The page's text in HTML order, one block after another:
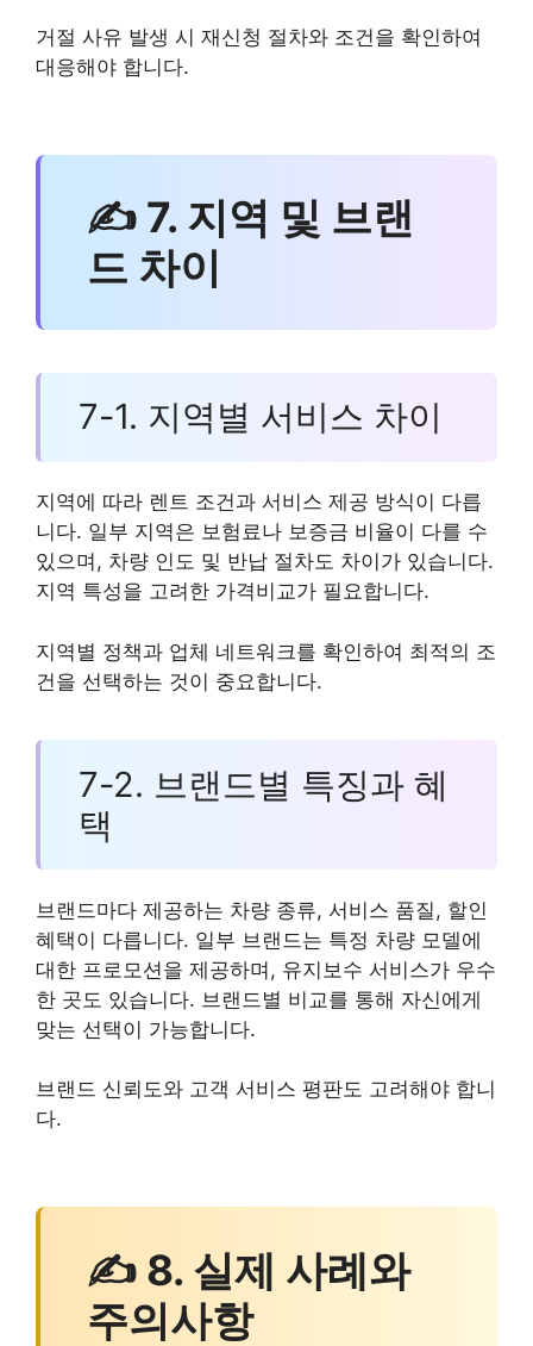
거절 사유 발생 시 재신청 절차와 조건을 확인하여
대응해야 합니다.
✍ 7. 지역 및 브랜
드 차이
7-1. 지역별 서비스 차이
지역에 따라 렌트 조건과 서비스 제공 방식이 다릅
니다. 일부 지역은 보험료나 보증금 비율이 다를 수
있으며, 차량 인도 및 반납 절차도 차이가 있습니다.
지역 특성을 고려한 가격비교가 필요합니다.
지역별 정책과 업체 네트워크를 확인하여 최적의 조
건을 선택하는 것이 중요합니다.
7-2. 브랜드별 특징과 혜
택
브랜드마다 제공하는 차량 종류, 서비스 품질, 할인
혜택이 다릅니다. 일부 브랜드는 특정 차량 모델에
대한 프로모션을 제공하며, 유지보수 서비스가 우수
한 곳도 있습니다. 브랜드별 비교를 통해 자신에게
맞는 선택이 가능합니다.
브랜드 신뢰도와 고객 서비스 평판도 고려해야 합니
다.
✍ 8. 실제 사례와
주의사항